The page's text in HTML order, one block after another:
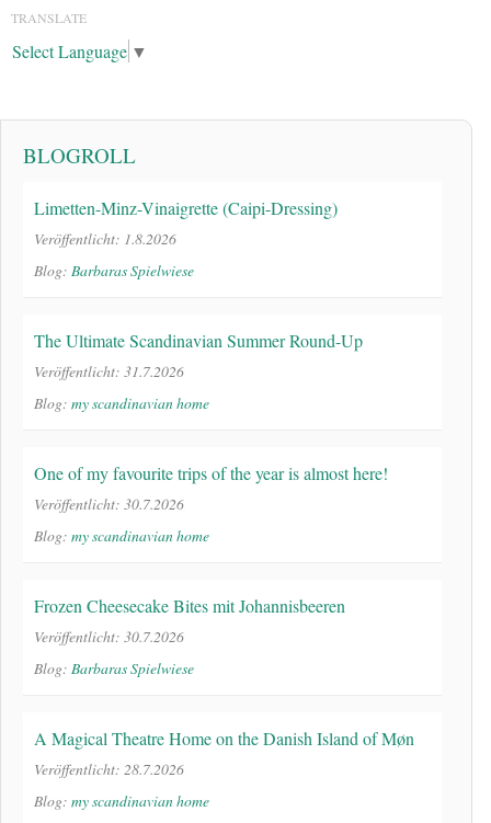
TRANSLATE
Select Language ▼
BLOGROLL
Limetten-Minz-Vinaigrette (Caipi-Dressing)
Veröffentlicht: 1.8.2026
Blog: Barbaras Spielwiese
The Ultimate Scandinavian Summer Round-Up
Veröffentlicht: 31.7.2026
Blog: my scandinavian home
One of my favourite trips of the year is almost here!
Veröffentlicht: 30.7.2026
Blog: my scandinavian home
Frozen Cheesecake Bites mit Johannisbeeren
Veröffentlicht: 30.7.2026
Blog: Barbaras Spielwiese
A Magical Theatre Home on the Danish Island of Møn
Veröffentlicht: 28.7.2026
Blog: my scandinavian home